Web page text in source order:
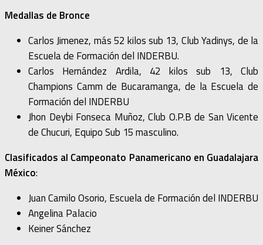
Medallas de Bronce
Carlos Jimenez, más 52 kilos sub 13, Club Yadinys, de la
Escuela de Formación del INDERBU.
Carlos Hernández Ardila, 42 kilos sub 13, Club
Champions Camm de Bucaramanga, de la Escuela de
Formación del INDERBU
Jhon Deybi Fonseca Muñoz, Club O.P.B de San Vicente
de Chucuri, Equipo Sub 15 masculino.
Clasificados al Campeonato Panamericano en Guadalajara
México:
Juan Camilo Osorio, Escuela de Formación del INDERBU
Angelina Palacio
Keiner Sánchez